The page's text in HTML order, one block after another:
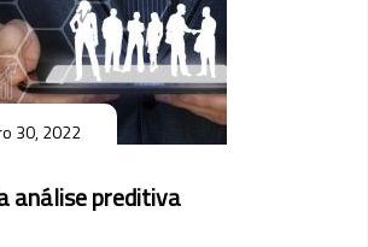
30, 2022
análise preditiva